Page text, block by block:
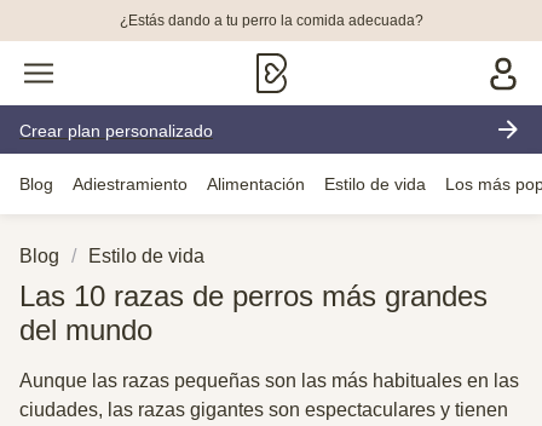
¿Estás dando a tu perro la comida adecuada?
Crear plan personalizado
Blog Adiestramiento Alimentación Estilo de vida Los más
Blog Estilo de vida
Las 10 razas de perros más grandes
del mundo
Aunque las razas pequeñas son las más habituales en las
ciudades, las razas gigantes son espectaculares y tienen